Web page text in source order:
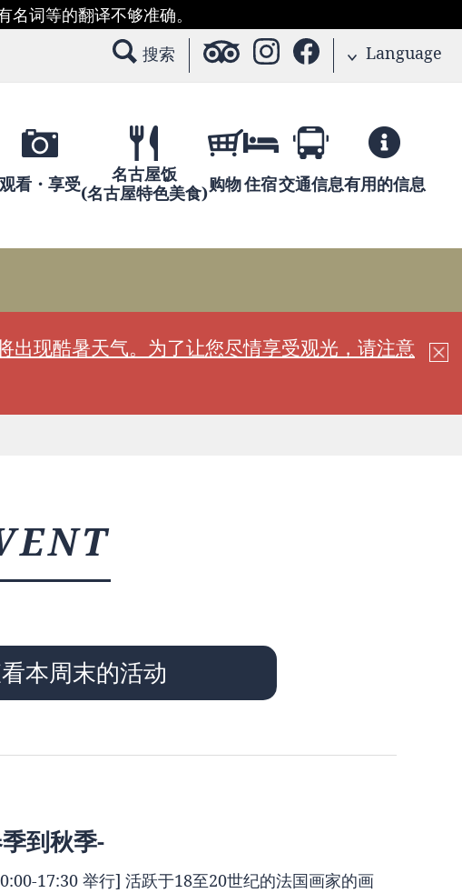
词等的翻译不够准确。
搜索 Language
看・享受
名古屋饭
(名古屋特色美食)购物住宿交通信息有用的信息
出现酷暑天气。为了让您尽情享受观光，请注意
本周末的活动
到秋季-
17:30 举行] 活跃于18至20世纪的法国画家的画